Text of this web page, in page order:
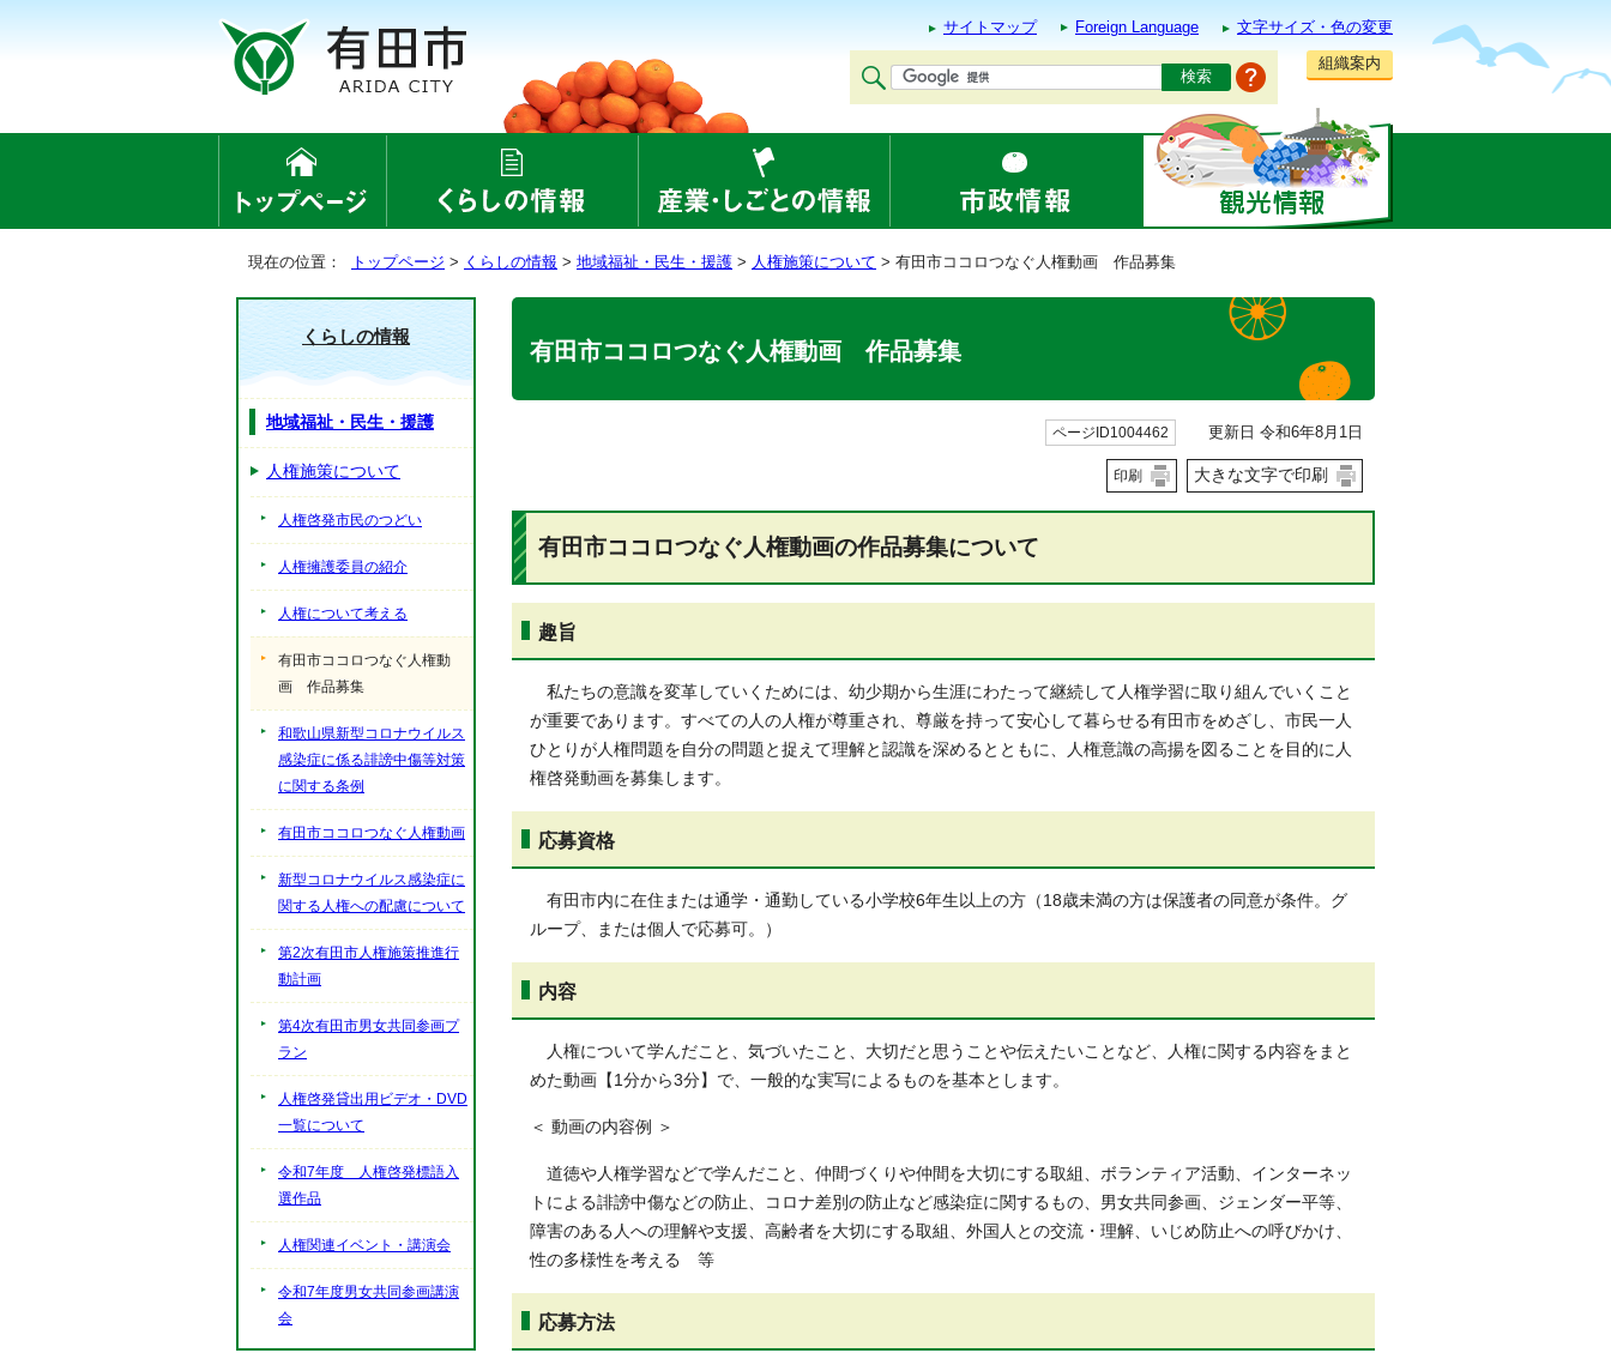
サイトマップ Foreign Language
文字サイズ・色の変更
組織案内
現在の位置： トップページ > くらしの情報 > 地域福祉・民生・援護 > 人権施策について > 有田市ココロつなぐ人権動画 作品募集
有田市ココロつなぐ人権動画 作品募集
ページID1004462 更新日 令和6年8月1日
印刷 大きな文字で印刷
有田市ココロつなぐ人権動画の作品募集について
趣旨
私たちの意識を変革していくためには、幼少期から生涯にわたって継続して人権学習に取り組んでいくこと
が重要であります。すべての人の人権が尊重され、尊厳を持って安心して暮らせる有田市をめざし、市民一人
ひとりが人権問題を自分の問題と捉えて理解と認識を深めるとともに、人権意識の高揚を図ることを目的に人
権啓発動画を募集します。
応募資格
有田市内に在住または通学・通勤している小学校6年生以上の方（18歳未満の方は保護者の同意が条件。グ
ループ、または個人で応募可。）
内容
人権について学んだこと、気づいたこと、大切だと思うことや伝えたいことなど、人権に関する内容をまと
めた動画【1分から3分】で、一般的な実写によるものを基本とします。
＜ 動画の内容例 ＞
道徳や人権学習などで学んだこと、仲間づくりや仲間を大切にする取組、ボランティア活動、インターネッ
トによる誹謗中傷などの防止、コロナ差別の防止など感染症に関するもの、男女共同参画、ジェンダー平等、
障害のある人への理解や支援、高齢者を大切にする取組、外国人との交流・理解、いじめ防止への呼びかけ、
性の多様性を考える 等
応募方法
くらしの情報
地域福祉・民生・援護
人権施策について
人権啓発市民のつどい
人権擁護委員の紹介
人権について考える
有田市ココロつなぐ人権動
画 作品募集
和歌山県新型コロナウイルス
感染症に係る誹謗中傷等対策
に関する条例
有田市ココロつなぐ人権動画
新型コロナウイルス感染症に
関する人権への配慮について
第2次有田市人権施策推進行
動計画
第4次有田市男女共同参画プ
ラン
人権啓発貸出用ビデオ・DVD
一覧について
令和7年度 人権啓発標語入
選作品
人権関連イベント・講演会
令和7年度男女共同参画講演
会